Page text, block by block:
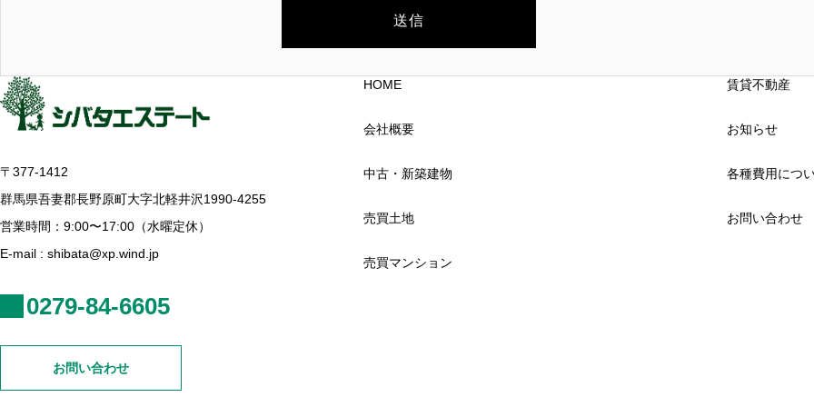
〒377-1412
群馬県吾妻郡長野原町大字北軽井沢1990-4255
営業時間：9:00〜17:00（水曜定休）
E-mail : shibata@xp.wind.jp
0279-84-6605
お問い合わせ
HOME
会社概要
中古・新築建物
売買土地
売買マンション
賃貸不動産
お知らせ
各種費用につ
お問い合わせ